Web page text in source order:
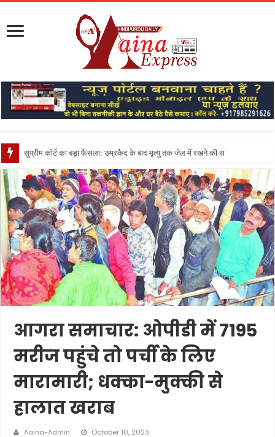
सुप्रीम कोर्ट का बड़ा फैसला: उम्रकैद के बाद मृत्यु तक जेल में रखने की सजा संविधान के अनुरूप
आगरा समाचार: ओपीडी में 7195
मरीज पहुंचे तो पर्ची के लिए
मारामारी; धक्का-मुक्की से
हालात खराब
Aaina-Admin
October 10, 2023